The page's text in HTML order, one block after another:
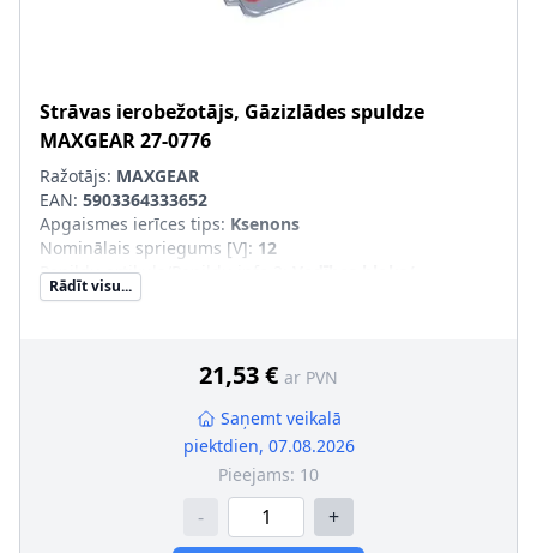
Strāvas ierobežotājs, Gāzizlādes spuldze
MAXGEAR27-0776
Ražotājs: MAXGEAR
EAN: 5903364333652
Apgaismes ierīces tips: Ksenons
Nominālais spriegums [V]: 12
Papildu artikuls/Papildu info 2
Programmnodrošin. NAV jāapmāca/jāatjaunina
Rādīt visu...
21,53 € ar PVN
Saņemt veikalā
piektdien, 07.08.2026
Pieejams: 10
- +